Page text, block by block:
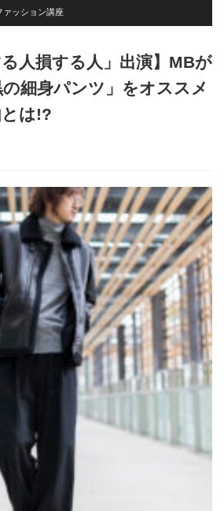
ァッション講座
る人損する人」出演】MBが
細身パンツ」をオススメ
は!?